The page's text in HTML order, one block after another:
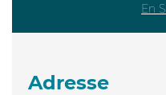
En
Adresse